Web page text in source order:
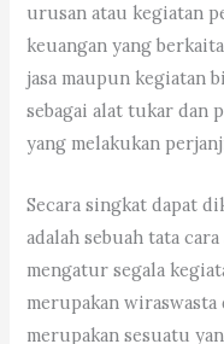
urusan atau kegiatan
keuangan yang
jasa maupun kegiatan
sebagai alat tukar dan
yang melakukan
Secara singkat dapat
adalah sebuah tata
mengatur segala
merupakan wiraswasta
merupakan sesuatu